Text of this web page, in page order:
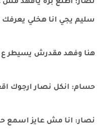
نصار: اطلع بره يافهد مش
سليم يجي انا هخلي
هنا وفهد مقدرش يسيطر ع
حسام: انكل نصار ارجوك
نصار: انا مش عايز اسمع